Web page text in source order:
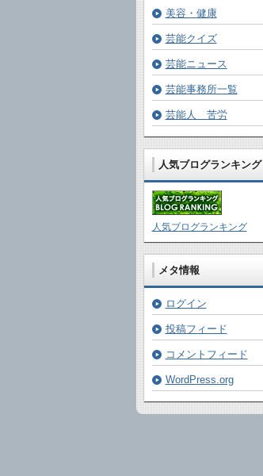
美容・健康
芸能クイズ
芸能ニュース
芸能事務所一覧
芸能人 苦労
人気ブログランキング
人気ブログランキング
メタ情報
ログイン
投稿フィード
コメントフィード
WordPress.org